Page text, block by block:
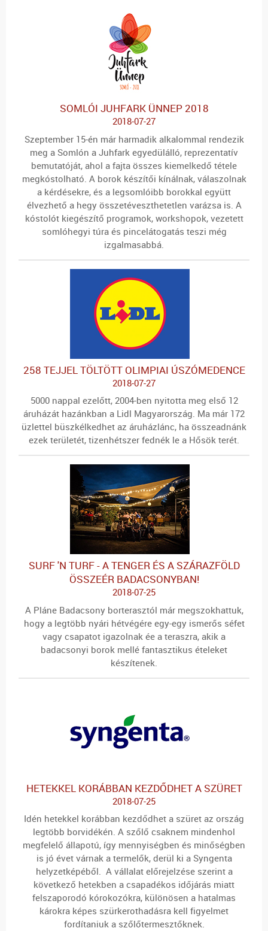
SOMLÓI JUHFARK ÜNNEP 2018
2018-07-27
Szeptember 15-én már harmadik alkalommal rendezik
meg a Somlón a Juhfark egyedülálló, reprezentatív
bemutatóját, ahol a fajta összes kiemelkedő tétele
megkóstolható. A borok készítői kínálnak, válaszolnak
a kérdésekre, és a legsomlóibb borokkal együtt
élvezhető a hegy összetéveszthetetlen varázsa is. A
kóstolót kiegészítő programok, workshopok, vezetett
somlóhegyi túra és pincelátogatás teszi még
izgalmasabbá.
258 TEJJEL TÖLTÖTT OLIMPIAI ÚSZÓMEDENCE
2018-07-27
5000 nappal ezelőtt, 2004-ben nyitotta meg első 12
áruházát hazánkban a Lidl Magyarország. Ma már 172
üzlettel büszkélkedhet az áruházlánc, ha összeadnánk
ezek területét, tizenhétszer fednék le a Hősök terét.
SURF 'N TURF - A TENGER ÉS A SZÁRAZFÖLD
ÖSSZEÉR BADACSONYBAN!
2018-07-25
A Pláne Badacsony borterasztól már megszokhattuk,
hogy a legtöbb nyári hétvégére egy-egy ismerős séfet
vagy csapatot igazolnak ée a teraszra, akik a
badacsonyi borok mellé fantasztikus ételeket
készítenek.
HETEKKEL KORÁBBAN KEZDŐDHET A SZÜRET
2018-07-25
Idén hetekkel korábban kezdődhet a szüret az ország
legtöbb borvidékén. A szőlő csaknem mindenhol
megfelelő állapotú, így mennyiségben és minőségben
is jó évet várnak a termelők, derül ki a Syngenta
helyzetképéből. A vállalat előrejelzése szerint a
következő hetekben a csapadékos időjárás miatt
felszaporodó kórokozókra, különösen a hatalmas
károkra képes szürkerothadásra kell figyelmet
fordítaniuk a szőlőtermesztőknek.